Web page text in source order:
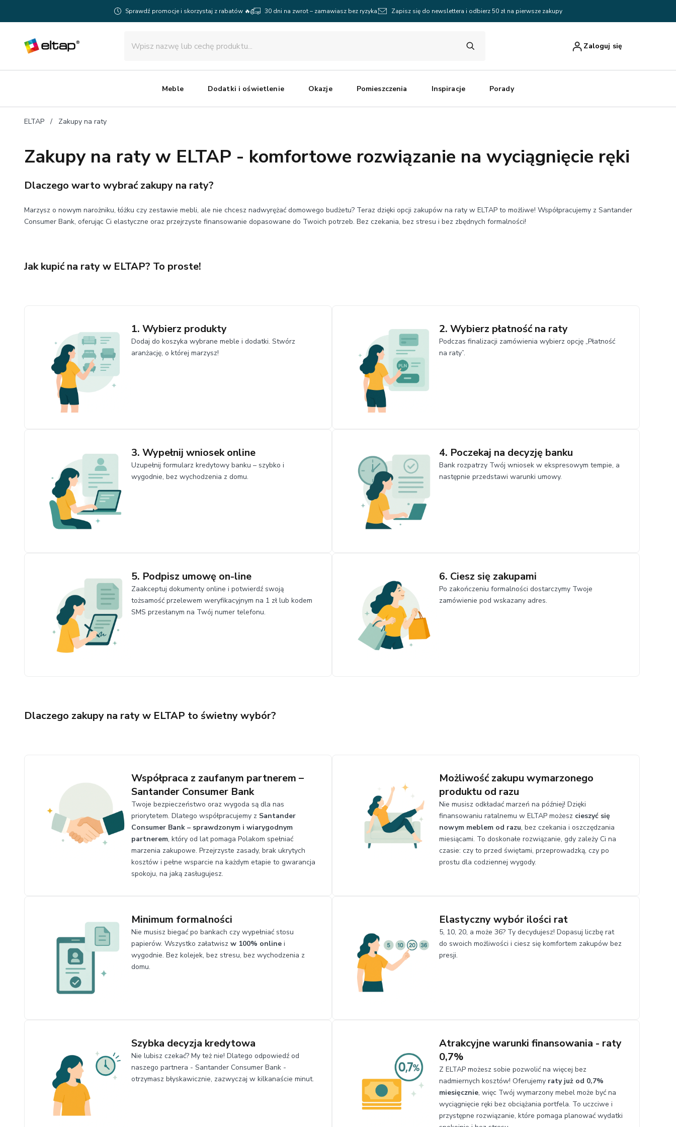
Sprawdź promocje i skorzystaj z rabatów 🔥 30 dni na zwrot – zamawiasz bez ryzyka Zapisz się do newslettera i odbierz 50 zł na pierwsze zakupy
Zaloguj się
Meble Dodatki i oświetlenie Okazje Pomieszczenia Inspiracje Porady
ELTAP Zakupy na raty
Zakupy na raty w ELTAP - komfortowe rozwiązanie na wyciągnięcie ręki
Dlaczego warto wybrać zakupy na raty?
Marzysz o nowym narożniku, łóżku czy zestawie mebli, ale nie chcesz nadwyrężać domowego budżetu? Teraz dzięki opcji zakupów na raty w ELTAP to możliwe! Współpracujemy z Santander
Consumer Bank, oferując Ci elastyczne oraz przejrzyste finansowanie dopasowane do Twoich potrzeb. Bez czekania, bez stresu i bez zbędnych formalności!
Jak kupić na raty w ELTAP? To proste!
1. Wybierz produkty
Dodaj do koszyka wybrane meble i dodatki. Stwórz
aranżację, o której marzysz!
2. Wybierz płatność na raty
Podczas finalizacji zamówienia wybierz opcję „Płatność
na raty”.
3. Wypełnij wniosek online
Uzupełnij formularz kredytowy banku – szybko i
wygodnie, bez wychodzenia z domu.
4. Poczekaj na decyzję banku
Bank rozpatrzy Twój wniosek w ekspresowym tempie, a
następnie przedstawi warunki umowy.
5. Podpisz umowę on-line
Zaakceptuj dokumenty online i potwierdź swoją
tożsamość przelewem weryfikacyjnym na 1 zł lub kodem
SMS przesłanym na Twój numer telefonu.
6. Ciesz się zakupami
Po zakończeniu formalności dostarczymy Twoje
zamówienie pod wskazany adres.
Dlaczego zakupy na raty w ELTAP to świetny wybór?
Współpraca z zaufanym partnerem –
Santander Consumer Bank
Twoje bezpieczeństwo oraz wygoda są dla nas
priorytetem. Dlatego współpracujemy z Santander
Consumer Bank – sprawdzonym i wiarygodnym
partnerem, który od lat pomaga Polakom spełniać
marzenia zakupowe. Przejrzyste zasady, brak ukrytych
kosztów i pełne wsparcie na każdym etapie to gwarancja
spokoju, na jaką zasługujesz.
Możliwość zakupu wymarzonego
produktu od razu
Nie musisz odkładać marzeń na później! Dzięki
finansowaniu ratalnemu w ELTAP możesz cieszyć się
nowym meblem od razu, bez czekania i oszczędzania
miesiącami. To doskonałe rozwiązanie, gdy zależy Ci na
czasie: czy to przed świętami, przeprowadzką, czy po
prostu dla codziennej wygody.
Minimum formalności
Nie musisz biegać po bankach czy wypełniać stosu
papierów. Wszystko załatwisz w 100% online i
wygodnie. Bez kolejek, bez stresu, bez wychodzenia z
domu.
Elastyczny wybór ilości rat
5, 10, 20, a może 36? Ty decydujesz! Dopasuj liczbę rat
do swoich możliwości i ciesz się komfortem zakupów bez
presji.
Szybka decyzja kredytowa
Nie lubisz czekać? My też nie! Dlatego odpowiedź od
naszego partnera - Santander Consumer Bank -
otrzymasz błyskawicznie, zazwyczaj w kilkanaście minut.
Atrakcyjne warunki finansowania - raty
0,7%
Z ELTAP możesz sobie pozwolić na więcej bez
nadmiernych kosztów! Oferujemy raty już od 0,7%
miesięcznie, więc Twój wymarzony mebel może być na
wyciągnięcie ręki bez obciążania portfela. To uczciwe i
przystępne rozwiązanie, które pomaga planować wydatki